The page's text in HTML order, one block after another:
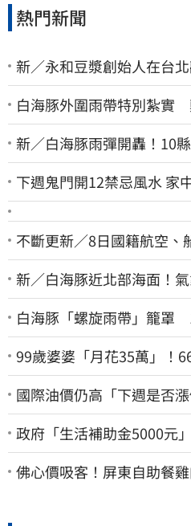
熱門新聞
新／永和豆漿創始人在台
白海豚外圍雨帶特別紮實
新／白海豚雨彈開轟！10
下週鬼門開12禁忌風水 家
不斷更新／8日國籍航空、
新／白海豚近北部海面！
白海豚「螺旋雨帶」籠罩
99歲婆婆「月花35萬」！
國際油價仍高「下週是否
政府「生活補助金5000元
棄
佛心價吸客！屏東自助餐